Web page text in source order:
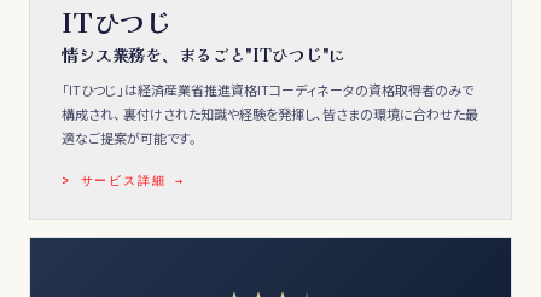
ITひつじ
情シス業務を、まるごと"ITひつじ"に
「ITひつじ」は経済産業省推進資格ITコーディネータの資格取得者のみで
構成され、 裏付けされた知識や経験を発揮し、皆さまの環境に合わせた最
適なご提案が可能です。
> サービス詳細 →